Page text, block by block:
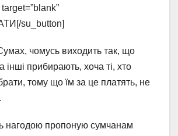
su_button]
чомусь виходить так, що
інші прибирають, хоча ті, хто
тому що їм за це платять, не
нагодою пропоную сумчанам